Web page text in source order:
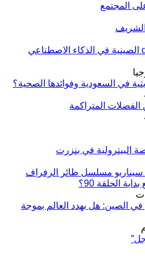
المجتمع
الشريف
ترامب: تقدم deepSeek الصينية في الذكاء الاصطناعي
في السعودية وفوائدها الصحية؟
المتراكمة
البيترولية في بنزرت
مسلسل طائر الرفراف
الصين: هل يهدد العالم بموجة